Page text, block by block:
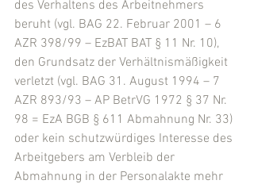
des Verhaltens des Arbeitnehmers
beruht (vgl. BAG 22. Februar 2001 – 6
AZR 398/99 – EzBAT BAT § 11 Nr. 10),
den Grundsatz der Verhältnismäßigkeit
verletzt (vgl. BAG 31. August 1994 – 7
AZR 893/93 – AP BetrVG 1972 § 37 Nr.
98 = EzA BGB § 611 Abmahnung Nr. 33)
oder kein schutzwürdiges Interesse des
Arbeitgebers am Verbleib der
Abmahnung in der Personalakte mehr